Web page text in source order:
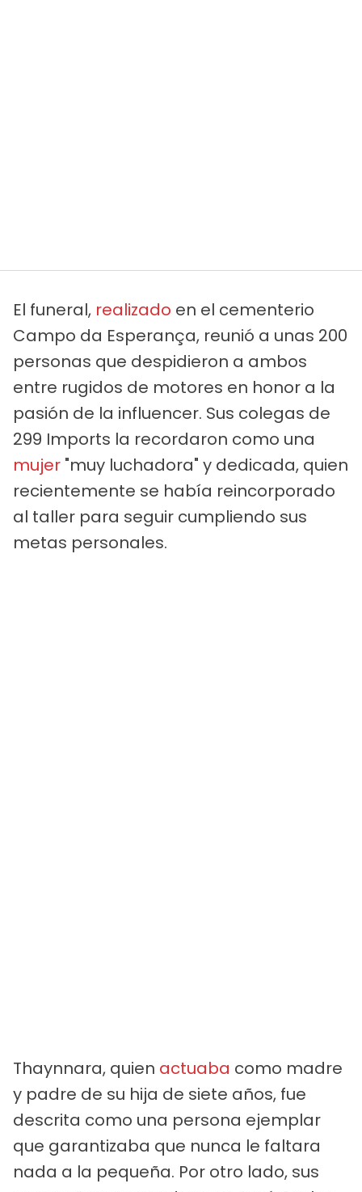
El funeral, realizado en el cementerio
Campo da Esperança, reunió a unas 200
personas que despidieron a ambos
entre rugidos de motores en honor a la
pasión de la influencer. Sus colegas de
299 Imports la recordaron como una
mujer "muy luchadora" y dedicada, quien
recientemente se había reincorporado
al taller para seguir cumpliendo sus
metas personales.
Thaynnara, quien actuaba como madre
y padre de su hija de siete años, fue
descrita como una persona ejemplar
que garantizaba que nunca le faltara
nada a la pequeña. Por otro lado, sus